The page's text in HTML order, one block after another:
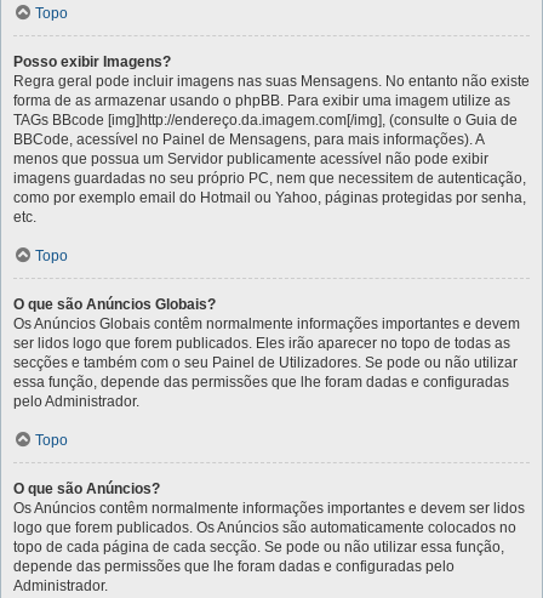
Topo
Posso exibir Imagens?
Regra geral pode incluir imagens nas suas Mensagens. No entanto não existe
forma de as armazenar usando o phpBB. Para exibir uma imagem utilize as
TAGs BBcode [img]http://endereço.da.imagem.com[/img], (consulte o Guia de
BBCode, acessível no Painel de Mensagens, para mais informações). A
menos que possua um Servidor publicamente acessível não pode exibir
imagens guardadas no seu próprio PC, nem que necessitem de autenticação,
como por exemplo email do Hotmail ou Yahoo, páginas protegidas por senha,
etc.
Topo
O que são Anúncios Globais?
Os Anúncios Globais contêm normalmente informações importantes e devem
ser lidos logo que forem publicados. Eles irão aparecer no topo de todas as
secções e também com o seu Painel de Utilizadores. Se pode ou não utilizar
essa função, depende das permissões que lhe foram dadas e configuradas
pelo Administrador.
Topo
O que são Anúncios?
Os Anúncios contêm normalmente informações importantes e devem ser lidos
logo que forem publicados. Os Anúncios são automaticamente colocados no
topo de cada página de cada secção. Se pode ou não utilizar essa função,
depende das permissões que lhe foram dadas e configuradas pelo
Administrador.